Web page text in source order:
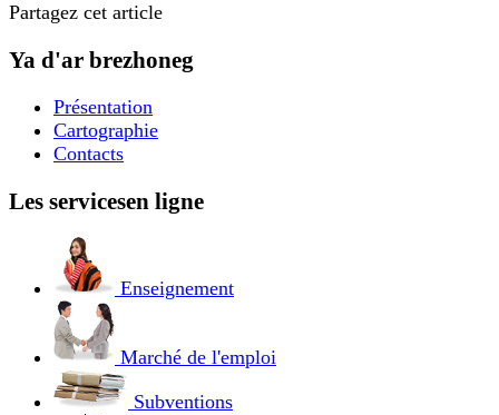
Partagez cet article
Ya d'ar brezhoneg
Présentation
Cartographie
Contacts
Les servicesen ligne
Enseignement
Marché de l'emploi
Subventions